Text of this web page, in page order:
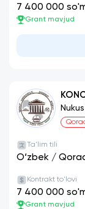
7 400 000
Grant mavjud
Ta'lim tili
O‘zbek /
Kontrakt to'lovi
7 400 000
Grant mavjud